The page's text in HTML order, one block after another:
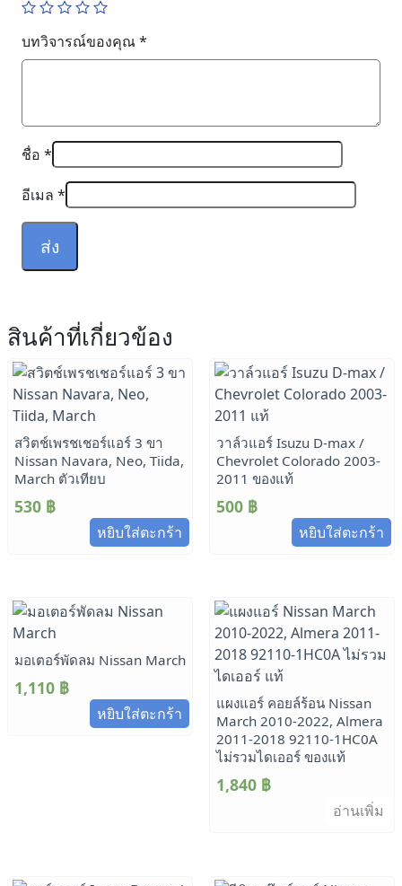
บทวิจารณ์ของคุณ*
ชื่อ *
อีเมล *
สินค้าที่เกี่ยวข้อง
สวิตช์เพรชเชอร์แอร์ 3 ขา
Nissan Navara, Neo, Tiida,
March ตัวเทียบ
530 ฿
หยิบใส่ตะกร้า
วาล์วแอร์ Isuzu D-max /
Chevrolet Colorado 2003-
2011 ของแท้
500 ฿
หยิบใส่ตะกร้า
มอเตอร์พัดลม Nissan March
1,110 ฿
หยิบใส่ตะกร้า
แผงแอร์ คอยล์ร้อน Nissan
March 2010-2022, Almera
2011-2018 92110-1HC0A
ไม่รวมไดเออร์ ของแท้
1,840 ฿
อ่านเพิ่ม